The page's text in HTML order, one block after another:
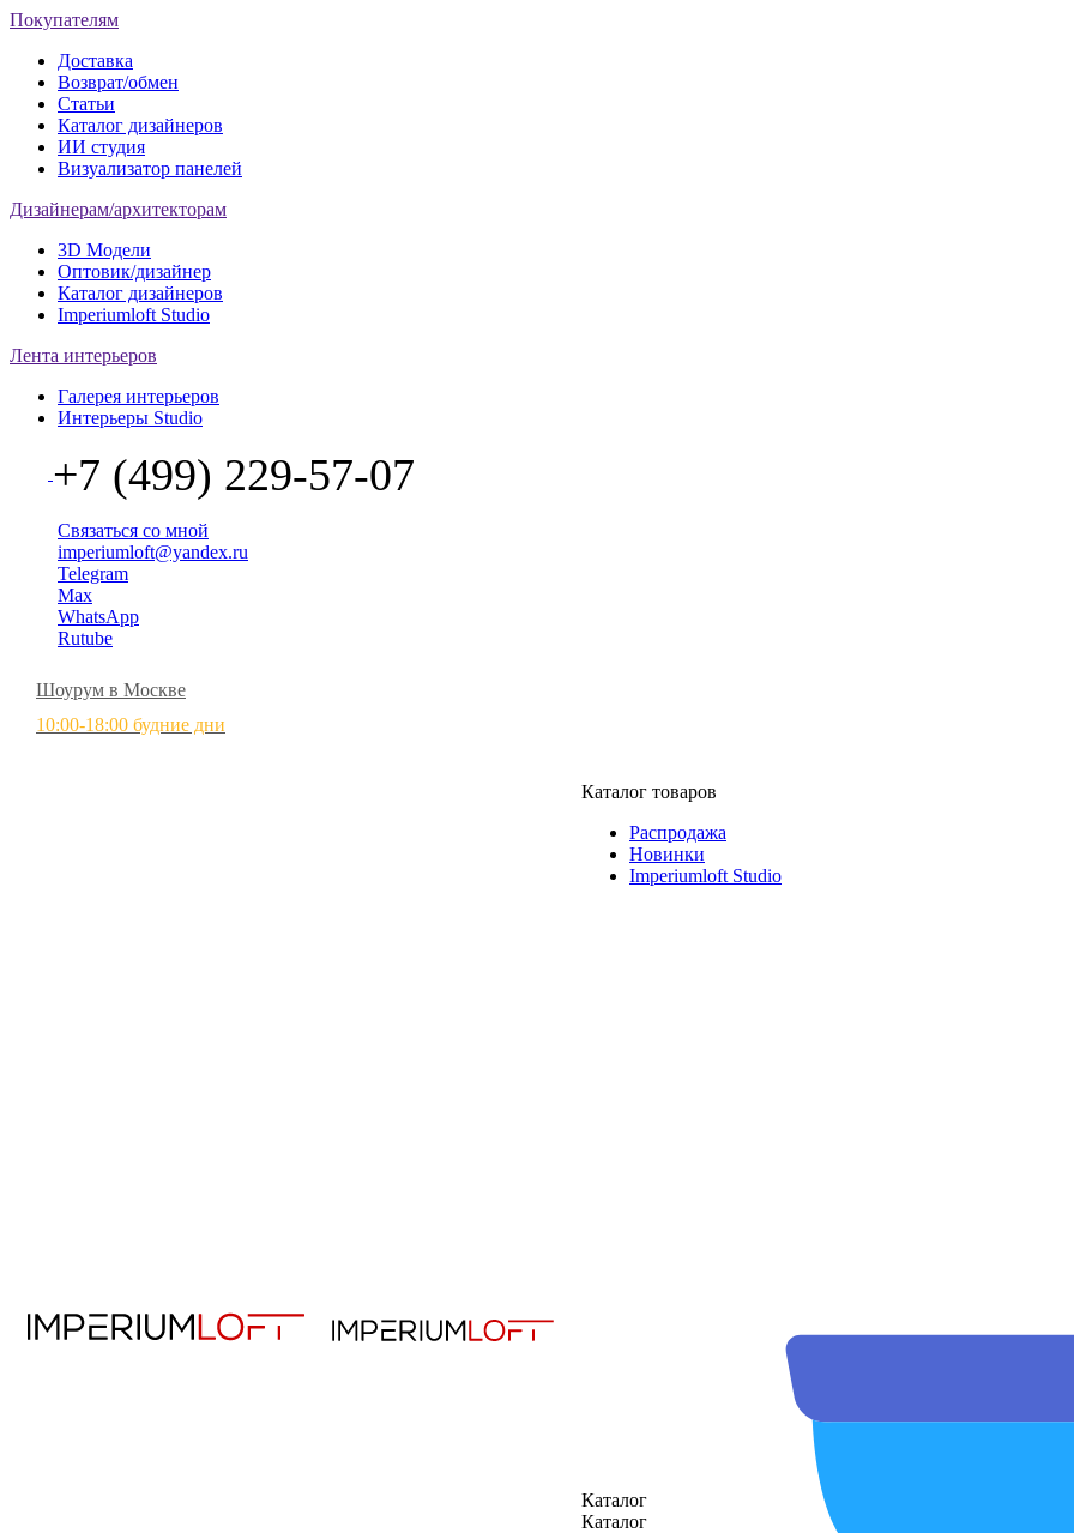
Покупателям
Доставка
Возврат/обмен
Статьи
Каталог дизайнеров
ИИ студия
Визуализатор панелей
Дизайнерам/архитекторам
3D Модели
Оптовик/дизайнер
Каталог дизайнеров
Imperiumloft Studio
Лента интерьеров
Галерея интерьеров
Интерьеры Studio
+7 (499) 229-57-07
Связаться со мной
imperiumloft@yandex.ru
Telegram
Max
WhatsApp
Rutube
Шоурум в Москве
10:00-18:00 будние дни
Каталог товаров
Распродажа
Новинки
Imperiumloft Studio
Каталог
Каталог